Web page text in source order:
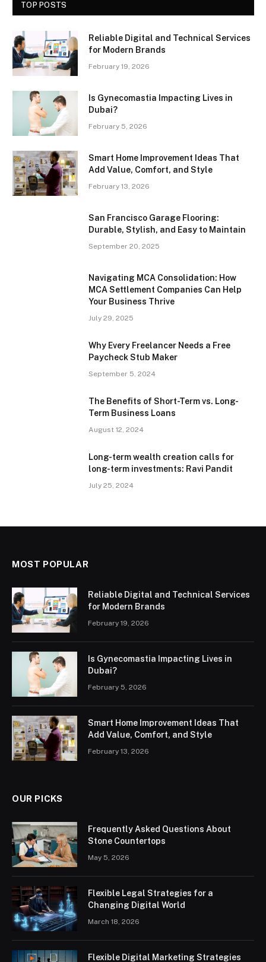
TOP POSTS
Reliable Digital and Technical Services
for Modern Brands
February 19, 2026
Is Gynecomastia Impacting Lives in
Dubai?
February 5, 2026
Smart Home Improvement Ideas That
Add Value, Comfort, and Style
February 13, 2026
San Francisco Garage Flooring:
Durable, Stylish, and Easy to Maintain
September 20, 2025
Navigating MCA Consolidation: How
MCA Settlement Companies Can Help
Your Business Thrive
July 29, 2025
Why Every Freelancer Needs a Free
Paycheck Stub Maker
September 5, 2024
The Benefits of Short-Term vs. Long-
Term Business Loans
August 12, 2024
Long-term wealth creation calls for
long-term investments: Ravi Pandit
July 25, 2024
MOST POPULAR
Reliable Digital and Technical Services
for Modern Brands
February 19, 2026
Is Gynecomastia Impacting Lives in
Dubai?
February 5, 2026
Smart Home Improvement Ideas That
Add Value, Comfort, and Style
February 13, 2026
OUR PICKS
Frequently Asked Questions About
Stone Countertops
May 5, 2026
Flexible Legal Strategies for a
Changing Digital World
March 18, 2026
Flexible Digital Marketing Strategies